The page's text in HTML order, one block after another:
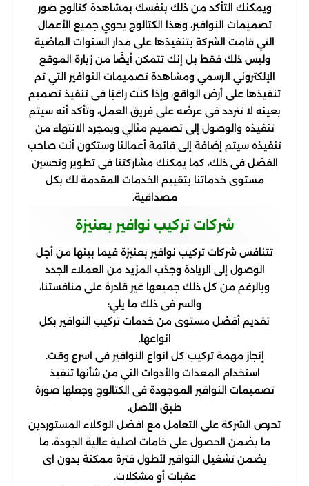
ويمكنك التأكد من ذلك بنفسك بمشاهدة كتالوج صور
تصميمات النوافير، وهذا الكتالوج يحوي جميع الأعمال
التي قامت الشركة بتنفيذها على مدار السنوات الماضية
وليس ذلك فقط بل إنك تتمكن أيضًا من زيارة الموقع
الإلكتروني الرسمي ومشاهدة تصميمات النوافير التي تم
تنفيذها على أرض الواقع، وإذا كنت راغبًا فى تنفيذ تصميم
بعينه لا تتردد فى عرضه على فريق العمل، وتأكد أنه سيتم
تنفيذه والوصول إلى تصميم مثالي وبمجرد الانتهاء من
تنفيذه سيتم إضافة إلى قائمة أعمالنا وستكون أنت صاحب
الفضل فى ذلك، كما يمكنك مشاركتنا فى تطوير وتحسين
مستوى خدماتنا بتقييم الخدمات المقدمة لك بكل
مصداقية.
شركات تركيب نوافير بعنيزة
تتنافس شركات تركيب نوافير بعنيزة فيما بينها من أجل
الوصول إلى الريادة وجذب المزيد من العملاء الجدد
وبالرغم من كل ذلك جميعها غير قادرة على منافستنا،
والسر فى ذلك ما يلي:
تقديم أفضل مستوى من خدمات تركيب النوافير بكل
انواعها.
إنجاز مهمة تركيب كل انواع النوافير فى اسرع وقت.
استخدام المعدات والأدوات التي من شأنها تنفيذ
تصميمات النوافير الموجودة فى الكتالوج وجعلها صورة
طبق الأصل.
تحرص الشركة على التعامل مع افضل الوكلاء المستوردين
ما يضمن الحصول على خامات اصلية عالية الجودة، ما
يضمن تشغيل النوافير لأطول فترة ممكنة بدون اى
عقبات أو مشكلات.